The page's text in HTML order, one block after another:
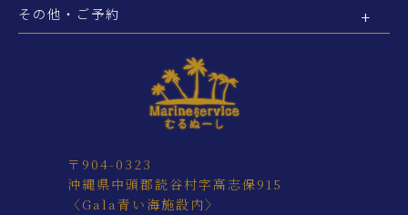
その他・ご予約
〒904-0323
沖縄県中頭郡読谷村字高志保915
〈Gala青い海施設内〉